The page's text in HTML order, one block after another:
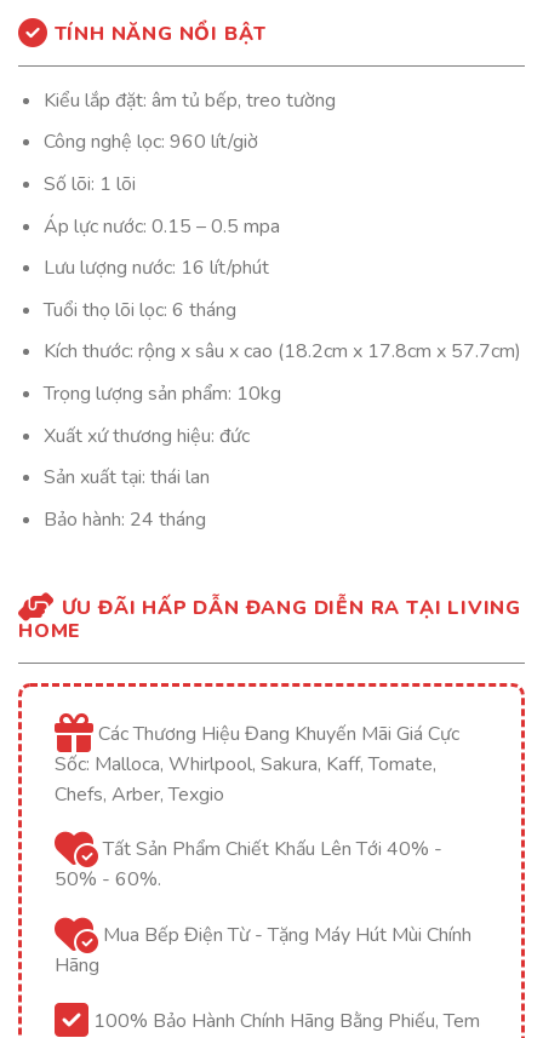
TÍNH NĂNG NỔI BẬT
Kiểu lắp đặt: âm tủ bếp, treo tường
Công nghệ lọc: 960 lít/giờ
Số lõi: 1 lõi
Áp lực nước: 0.15 – 0.5 mpa
Lưu lượng nước: 16 lít/phút
Tuổi thọ lõi lọc: 6 tháng
Kích thước: rộng x sâu x cao (18.2cm x 17.8cm x 57.7cm)
Trọng lượng sản phẩm: 10kg
Xuất xứ thương hiệu: đức
Sản xuất tại: thái lan
Bảo hành: 24 tháng
ƯU ĐÃI HẤP DẪN ĐANG DIỄN RA TẠI LIVING
HOME
Các Thương Hiệu Đang Khuyến Mãi Giá Cực
Sốc: Malloca, Whirlpool, Sakura, Kaff, Tomate,
Chefs, Arber, Texgio
Tất Sản Phẩm Chiết Khấu Lên Tới 40% -
50% - 60%.
Mua Bếp Điện Từ - Tặng Máy Hút Mùi Chính
Hãng
100% Bảo Hành Chính Hãng Bằng Phiếu, Tem